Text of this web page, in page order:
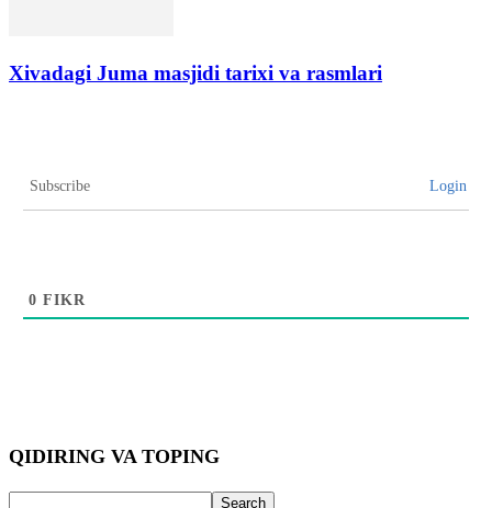
Xivadagi Juma masjidi tarixi va rasmlari
Subscribe Login
0 FIKR
QIDIRING VA TOPING